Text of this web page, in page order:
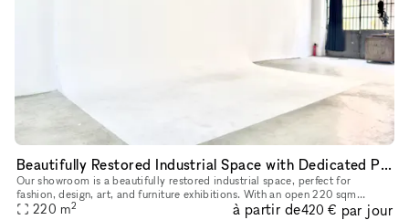
Beautifully Restored Industrial Space with Dedicated Photo Cyclorama, Perfect for Events, Exhibitions, and Creative Photo Shoots
Our showroom is a beautifully restored industrial space, perfect for
fashion, design, art, and furniture exhibitions. With an open 220 sqm
layout, it offers great flexibility for various setups and
220 m2 à partir de420 € par jour